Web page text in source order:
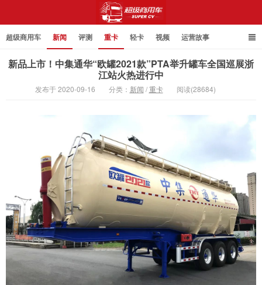
超级商用车
超级商用车 新闻 评测 重卡 轻卡 视频 运营故事
新品上市！中集通华“欧罐2021款”PTA举升罐车全国巡展浙
江站火热进行中
发布于 2020-09-16 分类： 新闻 /重卡 阅读(28684)